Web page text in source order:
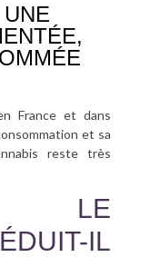
France et dans
et sa
reste très
LE
IL